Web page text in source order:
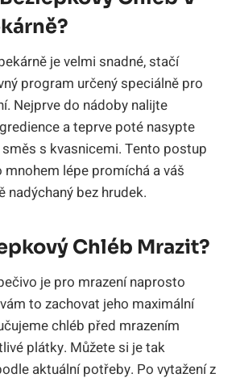
je velmi snadné, stačí
program určený speciálně pro
Nejprve do nádoby nalijte
a teprve poté nasypte
s kvasnicemi. Tento postup
lépe promíchá a váš
nadýchaný bez hrudek.
Chléb Mrazit?
je pro mrazení naprosto
to zachovat jeho maximální
chléb před mrazením
plátky. Můžete si je tak
aktuální potřeby. Po vytažení z